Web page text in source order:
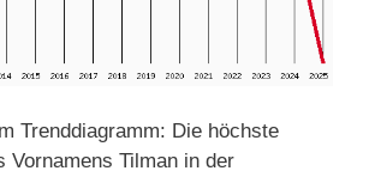
Trenddiagramm: Die höchste
Vornamens Tilman in der